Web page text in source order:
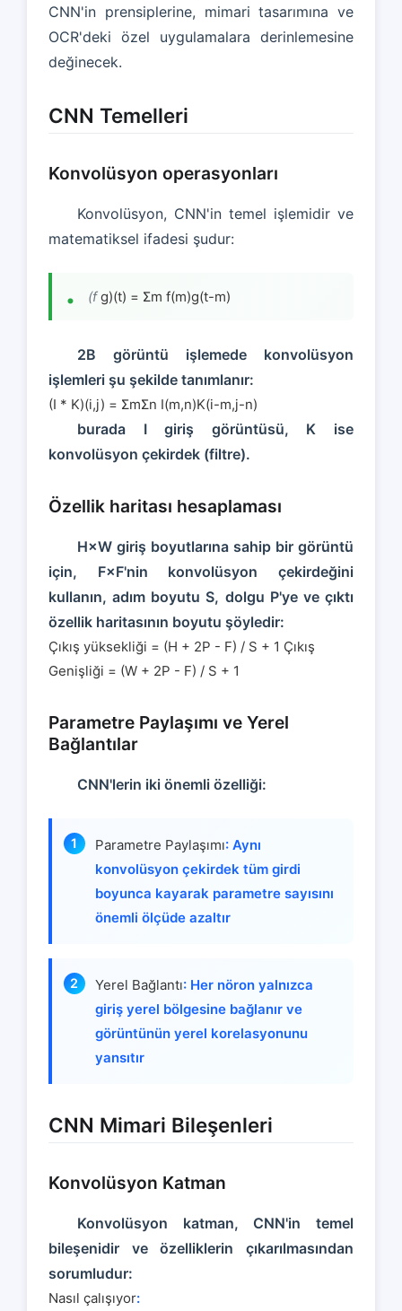
CNN'in prensiplerine, mimari tasarımına ve
OCR'deki özel uygulamalara derinlemesine
değinecek.
CNN Temelleri
Konvolüsyon operasyonları
Konvolüsyon, CNN'in temel işlemidir ve
matematiksel ifadesi şudur:
(fg)(t) = Σm f(m)g(t-m)
2B görüntü işlemede konvolüsyon
işlemleri şu şekilde tanımlanır:
(I * K)(i,j) = ΣmΣn I(m,n)K(i-m,j-n)
burada I giriş görüntüsü, K ise
konvolüsyon çekirdek (filtre).
Özellik haritası hesaplaması
H×W giriş boyutlarına sahip bir görüntü
için, F×F'nin konvolüsyon çekirdeğini
kullanın, adım boyutu S, dolgu P'ye ve çıktı
özellik haritasının boyutu şöyledir:
Çıkış yüksekliği = (H + 2P - F) / S + 1 Çıkış
Genişliği = (W + 2P - F) / S + 1
Parametre Paylaşımı ve Yerel
Bağlantılar
CNN'lerin iki önemli özelliği:
Parametre Paylaşımı: Aynı
konvolüsyon çekirdek tüm girdi
boyunca kayarak parametre sayısını
önemli ölçüde azaltır
Yerel Bağlantı: Her nöron yalnızca
giriş yerel bölgesine bağlanır ve
görüntünün yerel korelasyonunu
yansıtır
CNN Mimari Bileşenleri
Konvolüsyon Katman
Konvolüsyon katman, CNN'in temel
bileşenidir ve özelliklerin çıkarılmasından
sorumludur:
Nasıl çalışıyor: